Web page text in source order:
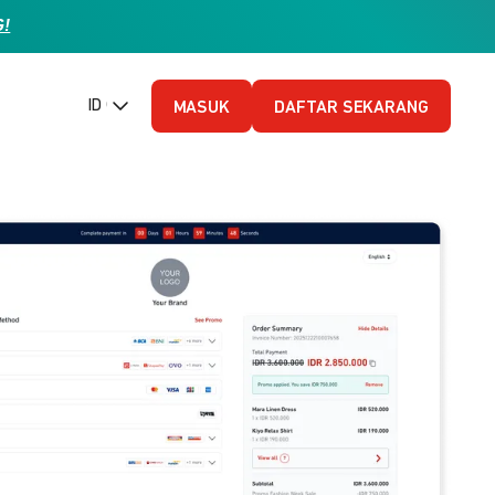
ID (Bahasa Indonesia)
MASUK DAFTAR SEKARANG